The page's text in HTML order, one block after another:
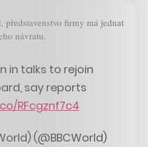
firmy má jednat
návratu.
in talks to rejoin
say reports
RFcgznf7c4
(@BBCWorld)